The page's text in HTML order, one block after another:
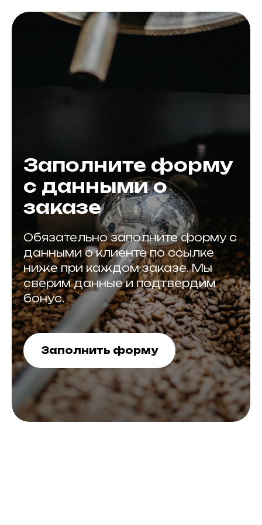
Заполните форму
с данными о
заказе
Обязательно заполните форму с
данными о клиенте по ссылке
ниже при каждом заказе. Мы
сверим данные и подтвердим
бонус.
Заполнить форму